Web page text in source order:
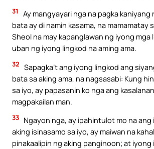
31
Ay mangyayari nga na pagka kaniyang
bata ay di namin kasama, na mamamatay
Sheol na may kapanglawan ng iyong mga
uban ng iyong lingkod na aming ama.
32 Sapagka’t ang iyong lingkod ang
bata sa aking ama, na nagsasabi: Kung
sa iyo, ay papasanin ko nga ang
magpakailan man.
33 Ngayon nga, ay ipahintulot mo na
aking isinasamo sa iyo, ay maiwan na
pinakaalipin ng aking panginoon; at